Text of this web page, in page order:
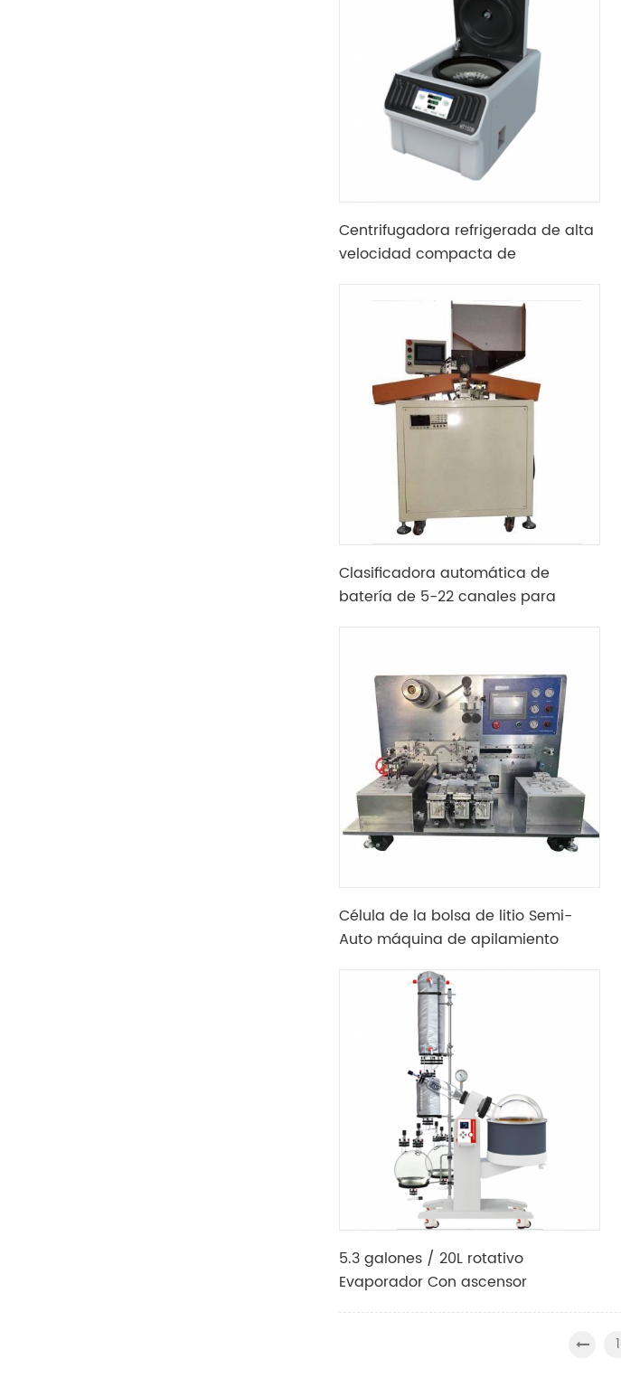
Centrifugadora refrigerada de alta
velocidad compacta de
velocidad máxima 15000rpm
Clasificadora automática de
batería de 5-22 canales para
Célula de la bolsa de litio Semi-
Auto máquina de apilamiento
5.3 galones / 20L rotativo
Evaporador Con ascensor
1